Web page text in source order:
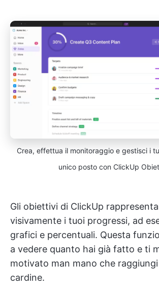
Crea, effettua il monitoraggio e gestisci i
unico posto con ClickUp
Gli obiettivi di ClickUp
visivamente i tuoi progressi, ad
grafici e percentuali. Questa
a vedere quanto hai già fatto e ti
motivato man mano che
cardine.